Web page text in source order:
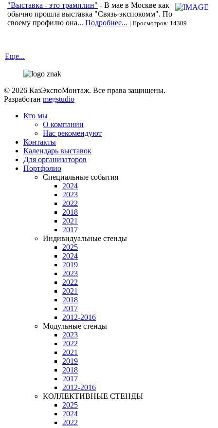
"Выставка - это трамплин" - В мае в Москве как
обычно прошла выставка "Связь-экспокомм". По
своему профилю она... Подробнее... | Просмотров: 14309
Еще...
© 2026 КазЭкспоМонтаж. Все права защищены.
Разработан megstudio
Кто мы
О компании
Нас рекомендуют
Контакты
Календарь выставок
Для организаторов
Портфолио
Специальные события
2024
2023
2022
2018
2021
2017
Индивидуальные стенды
2025
2024
2019
2023
2022
2021
2018
2017
2012-2016
Модульные стенды
2023
2022
2021
2019
2018
2017
2012-2016
КОЛЛЕКТИВНЫЕ СТЕНДЫ
2025
2024
2022